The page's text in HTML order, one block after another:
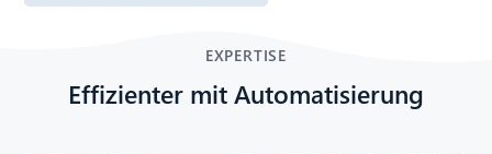
EXPERTISE
Effizienter mit Automatisierung